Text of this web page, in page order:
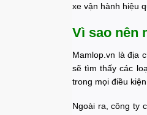
xe vận hành hiệu
Vì sao nên
Mamlop.vn là địa
sẽ tìm thấy các
trong mọi điều
Ngoài ra, công ty